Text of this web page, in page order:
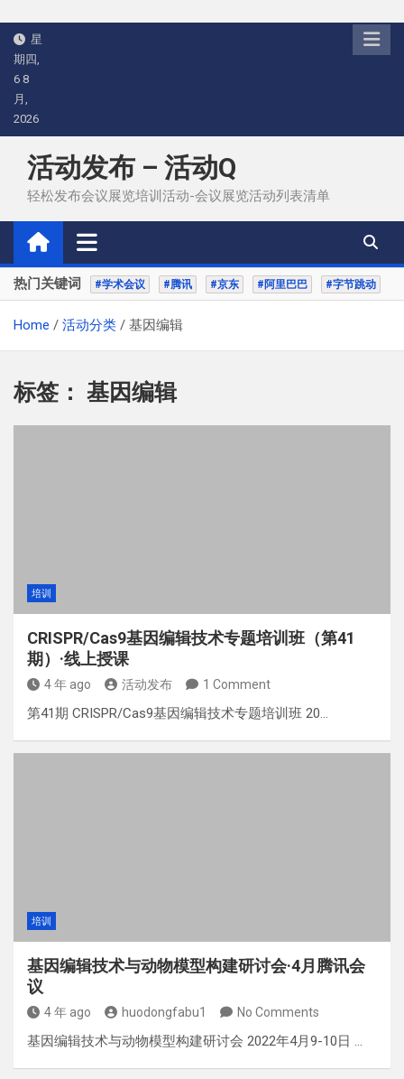
Skip
content
星
期四,
6 8
月,
2026
活动发布 – 活动Q
轻松发布会议展览培训活动-会议展览活动列表清单
热门关键词 #学术会议 #腾讯 #京东 #阿里巴巴 #字节跳动
Home 活动分类 基因编辑
标签： 基因编辑
培训
CRISPR/Cas9基因编辑技术专题培训班（第41
期）·线上授课
4 年 ago 活动发布 1 Comment
第41期 CRISPR/Cas9基因编辑技术专题培训班 20…
培训
基因编辑技术与动物模型构建研讨会·4月腾讯会
议
4 年 ago huodongfabu1 No Comments
基因编辑技术与动物模型构建研讨会 2022年4月9-10日 …